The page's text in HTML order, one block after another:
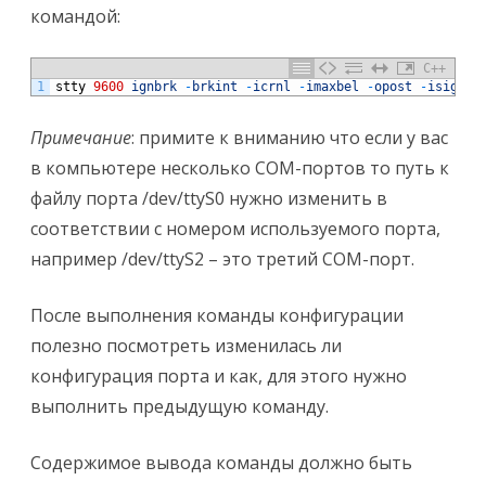
командой:
C++
1
stty 9600 ignbrk - brkint -icrnl -imaxbel -opost -isig
Примечание: примите к вниманию что если у вас
в компьютере несколько COM-портов то путь к
файлу порта /dev/ttyS0 нужно изменить в
соответствии с номером используемого порта,
например /dev/ttyS2 – это третий COM-порт.
После выполнения команды конфигурации
полезно посмотреть изменилась ли
конфигурация порта и как, для этого нужно
выполнить предыдущую команду.
Содержимое вывода команды должно быть